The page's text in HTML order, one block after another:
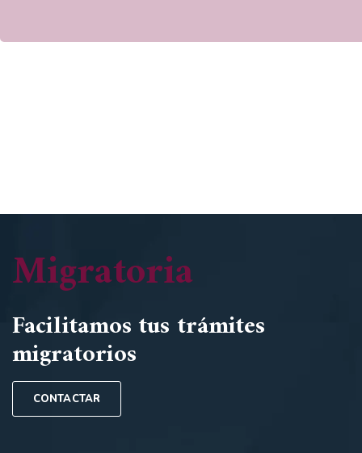
Migratoria
Facilitamos tus trámites
migratorios
CONTACTAR